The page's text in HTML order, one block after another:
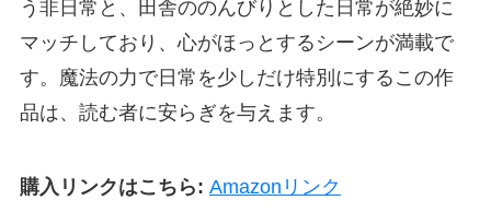
う非日常と、田舎ののんびりとした日常が絶妙に
マッチしており、心がほっとするシーンが満載で
す。魔法の力で日常を少しだけ特別にするこの作
品は、読む者に安らぎを与えます。
購入リンクはこちら: Amazonリンク